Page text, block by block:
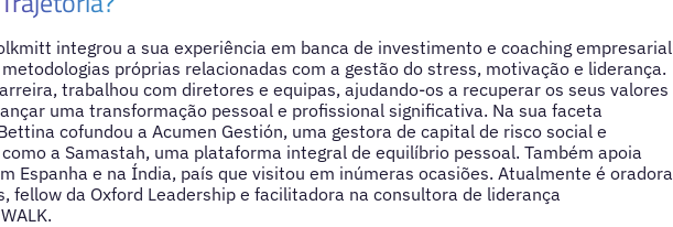
integrou a sua experiência em banca de investimento e coaching empresarial
próprias relacionadas com a gestão do stress, motivação e liderança.
trabalhou com diretores e equipas, ajudando-os a recuperar os seus valores
uma transformação pessoal e profissional significativa. Na sua faceta
cofundou a Acumen Gestión, uma gestora de capital de risco social e
a Samastah, uma plataforma integral de equilíbrio pessoal. Também apoia
Espanha e na Índia, país que visitou em inúmeras ocasiões. Atualmente é oradora
fellow da Oxford Leadership e facilitadora na consultora de liderança